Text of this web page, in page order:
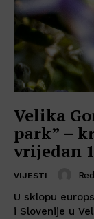
Velika
park” –
vrijedan
VIJESTI
U sklopu
i Slovenije u